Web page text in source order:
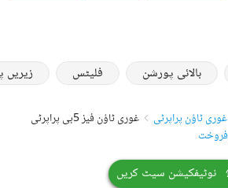
بالائی پورشن فلیٹس
غوری ٹاؤن پراپرٹی
غوری ٹاؤن فیز 5بی پراپرٹی
نوٹیفکیشن سیٹ کریں